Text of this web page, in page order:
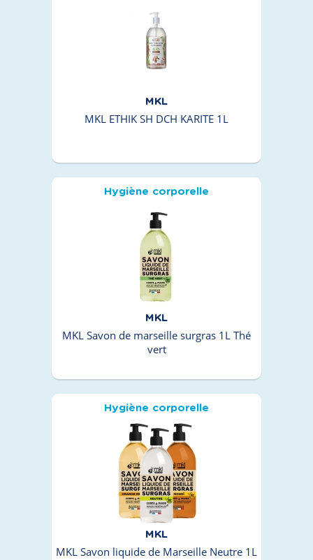
MKL
MKL ETHIK SH DCH KARITE 1L
Hygiène corporelle
MKL
MKL Savon de marseille surgras 1L Thé
vert
Hygiène corporelle
MKL
MKL Savon liquide de Marseille Neutre 1L